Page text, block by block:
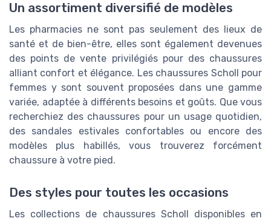
Un assortiment diversifié de modèles
Les pharmacies ne sont pas seulement des lieux de
santé et de bien-être, elles sont également devenues
des points de vente privilégiés pour des chaussures
alliant confort et élégance. Les chaussures Scholl pour
femmes y sont souvent proposées dans une gamme
variée, adaptée à différents besoins et goûts. Que vous
recherchiez des chaussures pour un usage quotidien,
des sandales estivales confortables ou encore des
modèles plus habillés, vous trouverez forcément
chaussure à votre pied.
Des styles pour toutes les occasions
Les collections de chaussures Scholl disponibles en